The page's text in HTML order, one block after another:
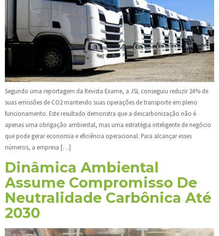
Segundo uma reportagem da Revista Exame, a JSL conseguiu reduzir 24% de
suas emissões de CO2 mantendo suas operações de transporte em pleno
funcionamento. Este resultado demonstra que a descarbonização não é
apenas uma obrigação ambiental, mas uma estratégia inteligente de negócio
que pode gerar economia e eficiência operacional. Para alcançar esses
números, a empresa […]
Dinâmica Ambiental
Assume Compromisso De
Neutralidade Carbônica Até
2030